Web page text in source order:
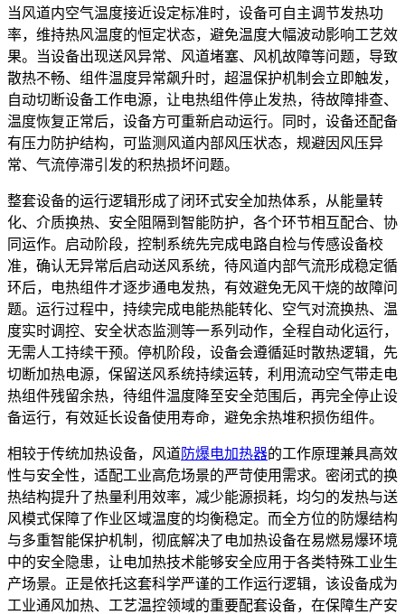
当风道内空气温度接近设定标准时，设备可自主调节发热功
率，维持热风温度的恒定状态，避免温度大幅波动影响工艺效
果。当设备出现送风异常、风道堵塞、风机故障等问题，导致
散热不畅、组件温度异常飙升时，超温保护机制会立即触发，
自动切断设备工作电源，让电热组件停止发热，待故障排查、
温度恢复正常后，设备方可重新启动运行。同时，设备还配备
有压力防护结构，可监测风道内部风压状态，规避因风压异
常、气流停滞引发的积热损坏问题。
整套设备的运行逻辑形成了闭环式安全加热体系，从能量转
化、介质换热、安全阻隔到智能防护，各个环节相互配合、协
同运作。启动阶段，控制系统先完成电路自检与传感设备校
准，确认无异常后启动送风系统，待风道内部气流形成稳定循
环后，电热组件才逐步通电发热，有效避免无风干烧的故障问
题。运行过程中，持续完成电能热能转化、空气对流换热、温
度实时调控、安全状态监测等一系列动作，全程自动化运行，
无需人工持续干预。停机阶段，设备会遵循延时散热逻辑，先
切断加热电源，保留送风系统持续运转，利用流动空气带走电
热组件残留余热，待组件温度降至安全范围后，再完全停止设
备运行，有效延长设备使用寿命，避免余热堆积损伤组件。
相较于传统加热设备，风道防爆电加热器的工作原理兼具高效
性与安全性，适配工业高危场景的严苛使用需求。密闭式的换
热结构提升了热量利用效率，减少能源损耗，均匀的发热与送
风模式保障了作业区域温度的均衡稳定。而全方位的防爆结构
与多重智能保护机制，彻底解决了电加热设备在易燃易爆环境
中的安全隐患，让电加热技术能够安全应用于各类特殊工业生
产场景。正是依托这套科学严谨的工作运行逻辑，该设备成为
工业通风加热、工艺温控领域的重要配套设备，在保障生产安